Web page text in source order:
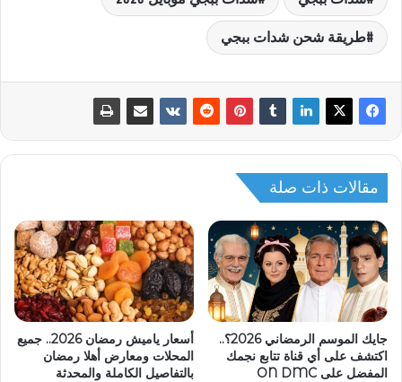
طريقة شحن شدات ببجي
مقالات ذات صلة
جايك الموسم الرمضاني 2026؟..
اكتشف على أي قناة تتابع نجمك
المفضل على ON DMC
أسعار ياميش رمضان 2026.. جميع
المحلات ومعارض أهلا رمضان
بالتفاصيل الكاملة والمحدثة